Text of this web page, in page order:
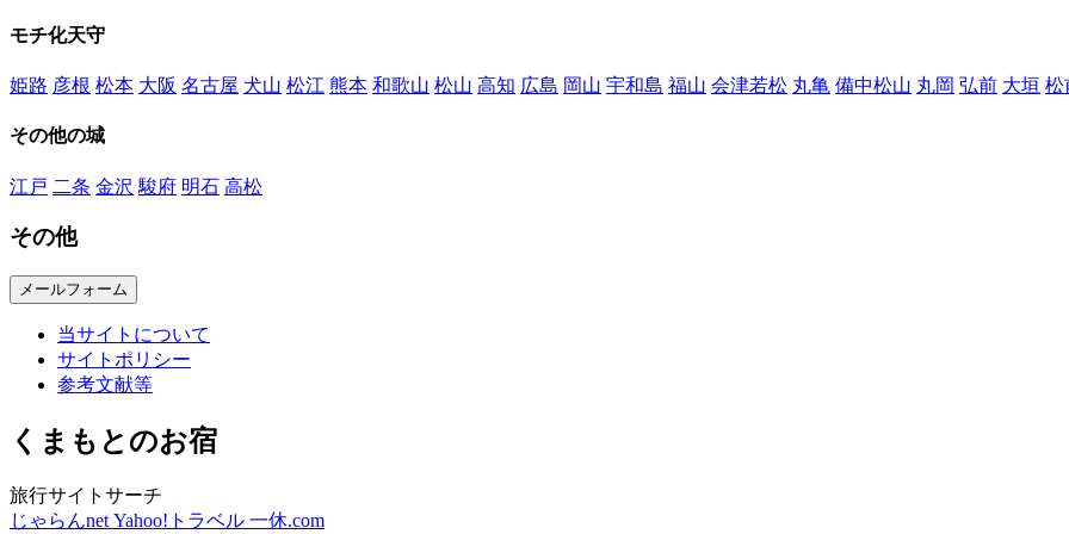
モチ化天守
姫路 彦根 松本 大阪 名古屋 犬山 松江 熊本 和歌山 松山 高知 広島 岡山 宇和島 福山 会津若松 丸亀 備中松山 丸岡 弘前 大垣 松
その他の城
江戸 二条 金沢 駿府 明石 高松
その他
メールフォーム
当サイトについて
サイトポリシー
参考文献等
くまもとのお宿
旅行サイトサーチ
じゃらんnet Yahoo!トラベル 一休.com